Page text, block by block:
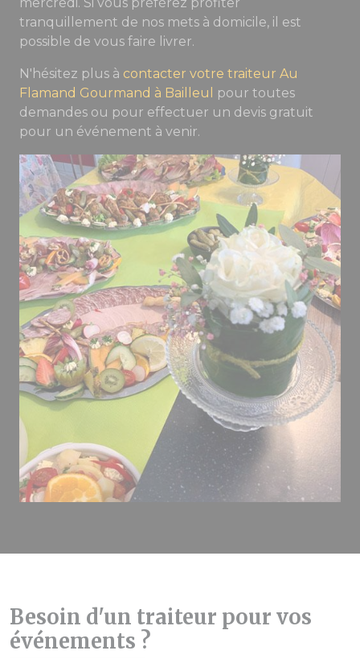
tranquillement de nos mets à domicile, il est
possible de vous faire livrer.
N'hésitez plus à contacter votre traiteur Au
Flamand Gourmand à Bailleul
pour toutes
demandes ou pour effectuer un devis gratuit
pour un événement à venir.
Besoin d'un traiteur pour vos
événements ?